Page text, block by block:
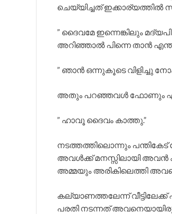
ചെയ്യിച്ചത് ഇക്കാര്യത്തിൽ
” ദൈവമേ ഇന്നെങ്കിലും
അറിഞ്ഞാൽ പിന്നെ താൻ
” ഞാൻ ഒന്നുകൂടെ വിളിച്ചു
അതും പറഞ്ഞവൾ ഫോണും
” ഹാവൂ ദൈവം കാത്തു.”
നടത്തത്തിലൊന്നും പന്തികേട്
അവൾക്ക് മനസ്സിലായി അവൻ
അമ്മയും അരികിലെത്തി
കല്യാണത്തലേന്ന്
പരതി നടന്നത്